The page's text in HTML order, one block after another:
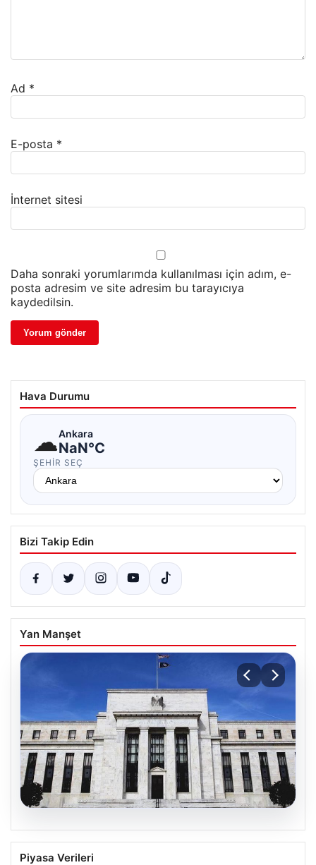
Ad *
E-posta *
İnternet sitesi
Daha sonraki yorumlarımda kullanılması için adım, e-
posta adresim ve site adresim bu tarayıcıya
kaydedilsin.
Hava Durumu
☁Ankara
NaN°C
ŞEHIR SEÇ
Bizi Takip Edin
Yan Manşet
Fed faizi sabit tuttu
Piyasa Verileri